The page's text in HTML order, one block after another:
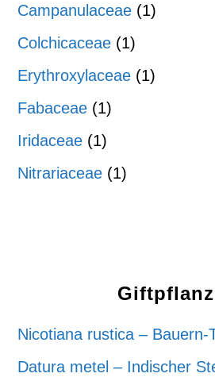
Campanulaceae (1)
Colchicaceae (1)
Erythroxylaceae (1)
Fabaceae (1)
Iridaceae (1)
Nitrariaceae (1)
Nicotiana rustica – Bauern-
Datura metel – Indischer